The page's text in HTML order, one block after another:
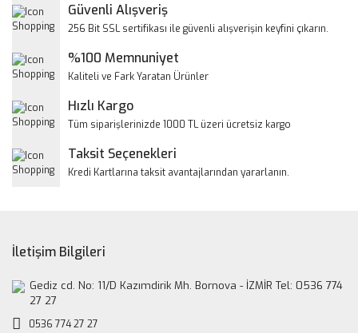
Yorum Yaz
Ürün resmi kalitesiz, bozuk veya görüntülenemiyor.
Ürün bilgilerinde hatalar bulunuyor.
Bu ürüne benzer farklı alternatifler olmalı.
Güvenli Alışveriş
256 Bit SSL sertifikası ile güvenli alışverişin keyfini çıkarın.
%100 Memnuniyet
Kaliteli ve Fark Yaratan Ürünler
Hızlı Kargo
Tüm siparişlerinizde 1000 TL üzeri ücretsiz kargo
Taksit Seçenekleri
Kredi Kartlarına taksit avantajlarından yararlanın.
İletişim Bilgileri
Gediz cd. No: 11/D Kazımdirik Mh. Bornova - İZMİR Tel: 0536 774
27 27
0536 774 27 27